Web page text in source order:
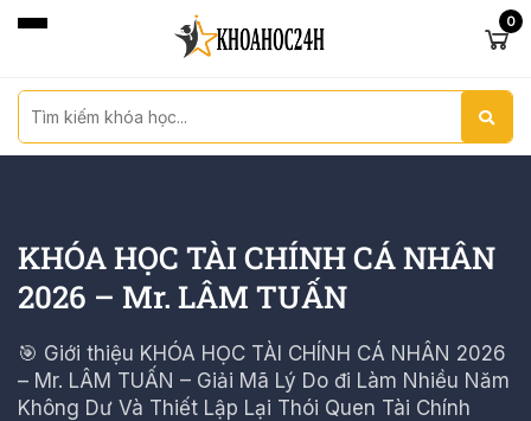
0
KHÓA HỌC TÀI CHÍNH CÁ NHÂN
2026 – Mr. LÂM TUẤN
🎯 Giới thiệu KHÓA HỌC TÀI CHÍNH CÁ NHÂN 2026
– Mr. LÂM TUẤN – Giải Mã Lý Do đi Làm Nhiều Năm
Không Dư Và Thiết Lập Lại Thói Quen Tài Chính